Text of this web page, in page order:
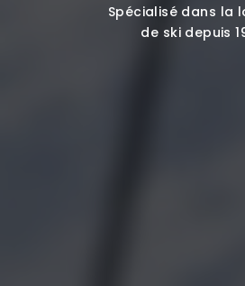
Spécialisé dans la
de ski depuis